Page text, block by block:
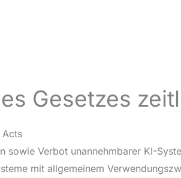
Gesetzes
Acts
Verbot unannehmbarer KI-
mit allgemeinem